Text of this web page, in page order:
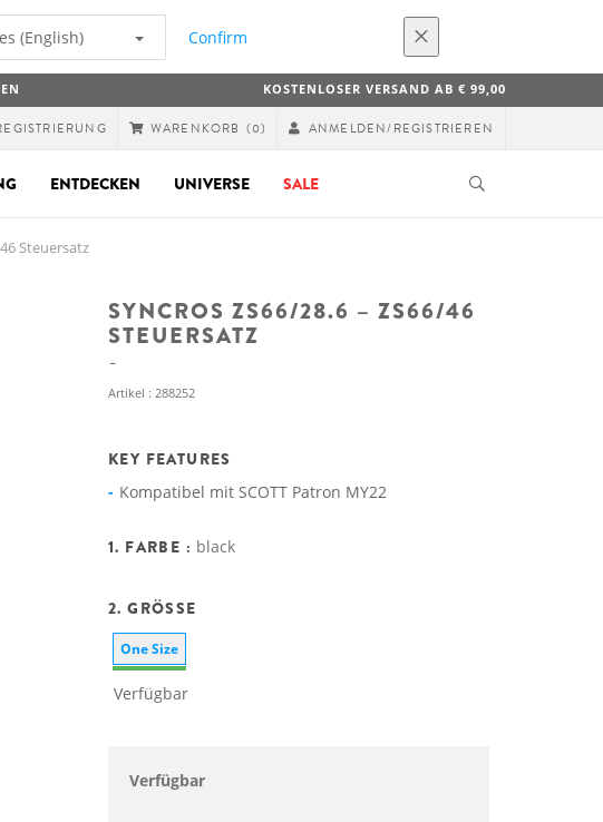
(English) Confirm
KOSTENLOSER VERSAND AB € 99,00
WARENKORB (0) ANMELDEN/REGISTRIEREN
ENTDECKEN UNIVERSE SALE
46 Steuersatz
SYNCROS ZS66/28.6 – ZS66/46
STEUERSATZ
Artikel : 288252
KEY FEATURES
Kompatibel mit SCOTT Patron MY22
1. FARBE : black
2. GRÖSSE
One Size
Verfügbar
Verfügbar